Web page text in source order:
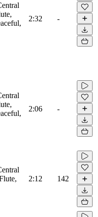
2:32 -
2:06 -
2:12 142